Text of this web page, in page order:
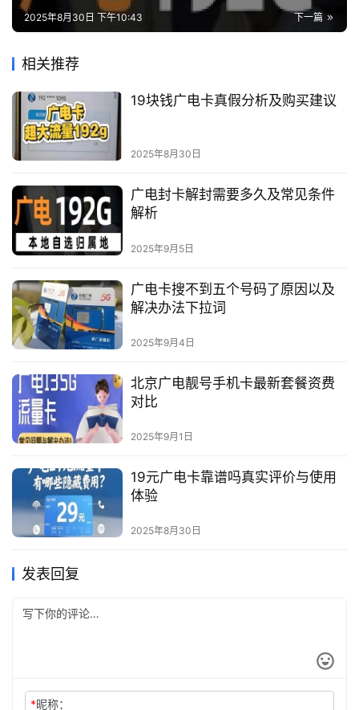
下一篇
2025年8月30日 下午10:43
相关推荐
19块钱广电卡真假分析及购买建议
2025年8月30日
广电封卡解封需要多久及常见条件
解析
2025年9月5日
广电卡搜不到五个号码了原因以及
解决办法下拉词
2025年9月4日
北京广电靓号手机卡最新套餐资费
对比
2025年9月1日
19元广电卡靠谱吗真实评价与使用
体验
2025年8月30日
发表回复
*昵称：